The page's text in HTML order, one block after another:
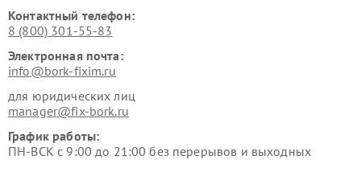
Контактный телефон:
8 (800) 301-55-83
Электронная почта:
info@bork-fixim.ru
для юридических лиц
manager@fix-bork.ru
График работы:
ПН-ВСК с 9:00 до 21:00 без перерывов и выходных